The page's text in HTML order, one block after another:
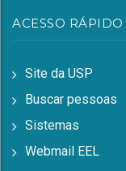
ACESSO RÁPIDO
Site da USP
Buscar pessoas
Sistemas
Webmail EEL